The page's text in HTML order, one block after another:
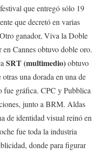
que entregó sólo 19
que decretó en varias
ganador, Viva la Doble
Cannes obtuvo doble oro.
SRT (multimedio)obtuvo
una dorada en una de
fue gráfica. CPC y Pubblica
junto a BRM. Aldas
de identidad visual reinó en
fue toda la industria
donde para figurar